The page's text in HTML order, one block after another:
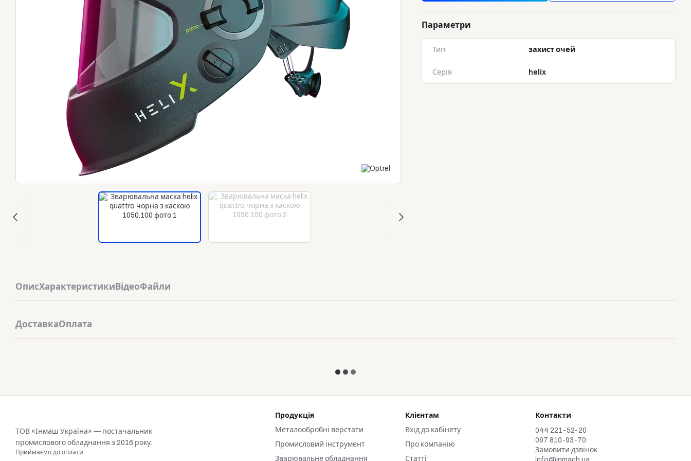
Параметри
Тип захист очей
Серія helix
ОписХарактеристики ВідеоФайли
ДоставкаОплата
ТОВ «Інмаш Україна» — постачальник
промислового обладнання з 2016 року.
Приймаємо до оплати
Продукція
Металообробні верстати
Промисловий інструмент
Зварювальне обладнання
Клієнтам
Вхід до кабінету
Про компанію
Статті
Контакти
044 221-52-20
097 810-93-70
Замовити дзвінок